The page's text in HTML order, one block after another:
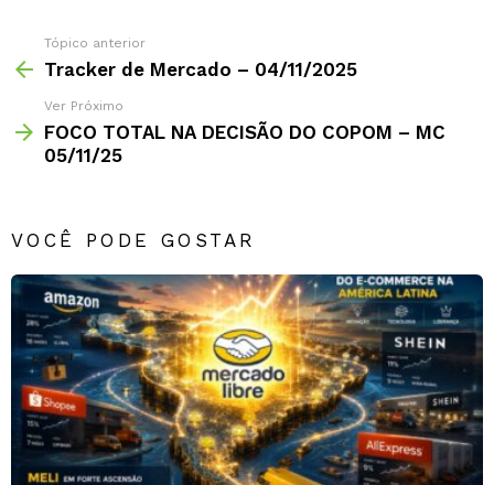
Tópico anterior
Tracker de Mercado – 04/11/2025
Ver Próximo
FOCO TOTAL NA DECISÃO DO COPOM – MC
05/11/25
VOCÊ PODE GOSTAR